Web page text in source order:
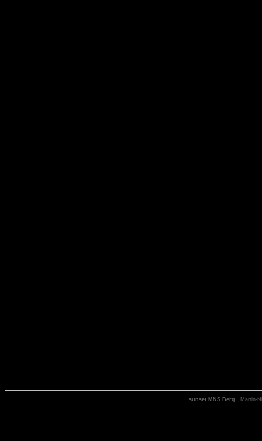
sunset MNS Berg . Martin-